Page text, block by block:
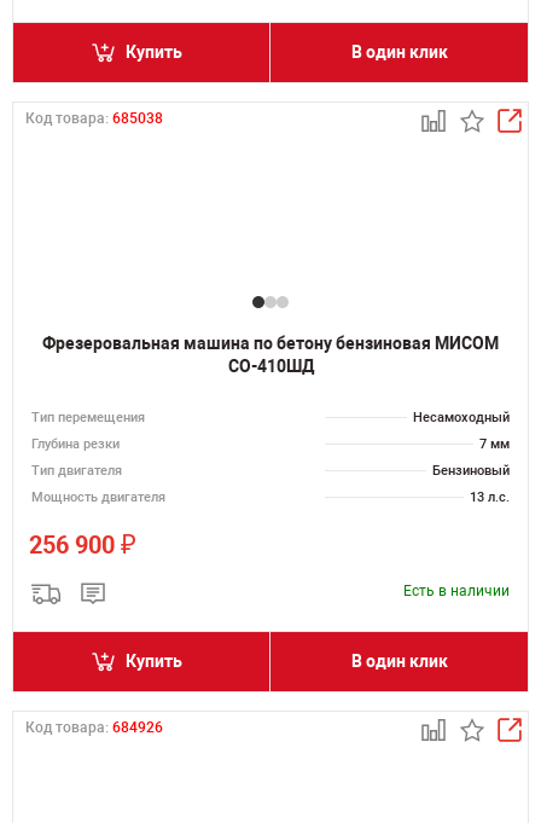
Купить В один клик
Код товара: 685038
Фрезеровальная машина по бетону бензиновая МИСОМ
СО-410ШД
Тип перемещения
Несамоходный
Глубина резки
7 мм
Тип двигателя
Бензиновый
Мощность двигателя
13 л.с.
256 900 ₽
Есть в наличии
Купить В один клик
Код товара: 684926